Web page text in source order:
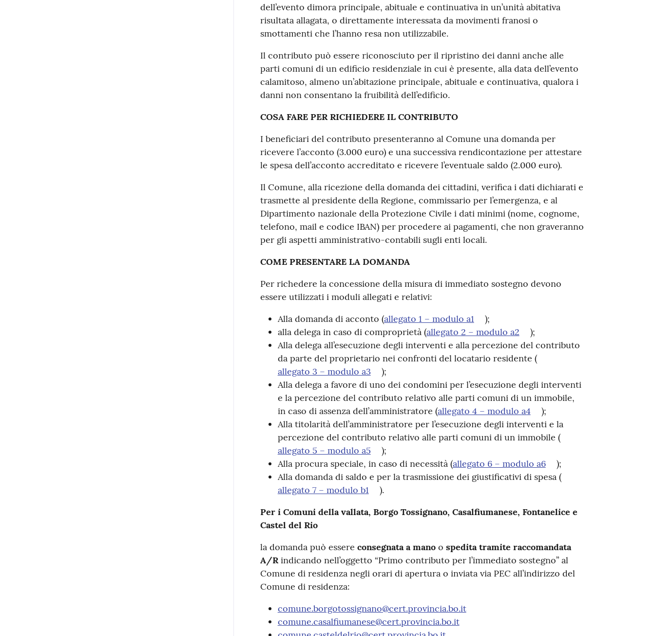
dell’evento dimora principale, abituale e continuativa in un’unità abitativa
risultata allagata, o direttamente interessata da movimenti franosi o
smottamenti che l’hanno resa non utilizzabile.
Il contributo può essere riconosciuto per il ripristino dei danni anche alle
parti comuni di un edificio residenziale in cui è presente, alla data dell’evento
calamitoso, almeno un’abitazione principale, abituale e continuativa, qualora i
danni non consentano la fruibilità dell’edificio.
COSA FARE PER RICHIEDERE IL CONTRIBUTO
I beneficiari del contributo presenteranno al Comune una domanda per
ricevere l’acconto (3.000 euro) e una successiva rendicontazione per attestare
le spesa dell’acconto accreditato e ricevere l’eventuale saldo (2.000 euro).
Il Comune, alla ricezione della domanda dei cittadini, verifica i dati dichiarati e
trasmette al presidente della Regione, commissario per l’emergenza, e al
Dipartimento nazionale della Protezione Civile i dati minimi (nome, cognome,
telefono, mail e codice IBAN) per procedere ai pagamenti, che non graveranno
per gli aspetti amministrativo-contabili sugli enti locali.
COME PRESENTARE LA DOMANDA
Per richedere la concessione della misura di immediato sostegno devono
essere utilizzati i moduli allegati e relativi:
Alla domanda di acconto (allegato 1 – modulo a1
);
alla delega in caso di comproprietà (allegato 2 – modulo a2
);
Alla delega all’esecuzione degli interventi e alla percezione del contributo
da parte del proprietario nei confronti del locatario residente (
allegato 3 – modulo a3
);
Alla delega a favore di uno dei condomini per l’esecuzione degli interventi
e la percezione del contributo relativo alle parti comuni di un immobile,
in caso di assenza dell’amministratore (allegato 4 – modulo a4
);
Alla titolarità dell’amministratore per l’esecuzione degli interventi e la
percezione del contributo relativo alle parti comuni di un immobile (
allegato 5 – modulo a5
);
Alla procura speciale, in caso di necessità (allegato 6 – modulo a6
);
Alla domanda di saldo e per la trasmissione dei giustificativi di spesa (
allegato 7 – modulo b1
).
Per i Comuni della vallata, Borgo Tossignano, Casalfiumanese, Fontanelice e
Castel del Rio
la domanda può essere consegnata a manoo spedita tramite raccomandata
A/Rindicando nell’oggetto “Primo contributo per l’immediato sostegno” al
Comune di residenza negli orari di apertura o inviata via PEC all’indirizzo del
Comune di residenza:
comune.borgotossignano@cert.provincia.bo.it
comune.casalfiumanese@cert.provincia.bo.it